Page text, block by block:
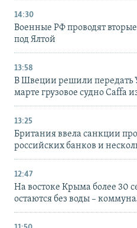
14:30
Военные РФ проводят
под Ялтой
13:58
В Швеции решили передать
марте грузовое судно Caffa
13:25
Британия ввела санкции
российских банков и
12:47
На востоке Крыма более 30
остаются без воды –